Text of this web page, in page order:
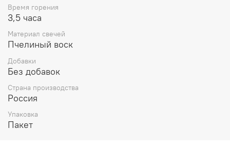
Время горения 3,5 часа
Время горения
3,5 часа
Материал свечей
Пчелиный воск
Добавки
Без добавок
Страна производства
Россия
Упаковка
Пакет